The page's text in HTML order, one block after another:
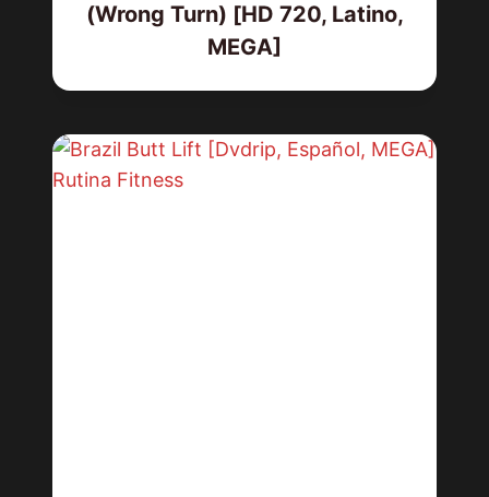
(Wrong Turn) [HD 720, Latino,
MEGA]